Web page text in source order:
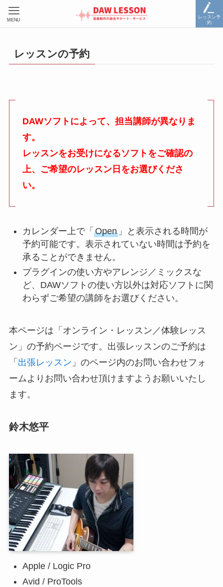
レッスン予
約
MENU
レッスンの予約
DAWソフトによって、担当講師が異なりま
す。
レッスンをお受けになるソフトをご確認の
上、ご希望のレッスン日をお選びくださ
い。
カレンダー上で「 Open」と表示される時間が
予約可能です。表示されていない時間は予約を
承ることができません。
プラグインの使い方やアレンジ／ミックスな
ど、DAWソフトの使い方以外は対応ソフトに関
わらずご希望の講師をお選びください。
本ページは「オンライン・レッスン／体験レッス
ン」の予約ページです。出張レッスンのご予約は
「 出張レッスン 」のページ内のお問い合わせフォ
ームよりお問い合わせ頂けますようお願いいたし
ます。
鈴木悠平
Apple / Logic Pro
Avid / ProTools